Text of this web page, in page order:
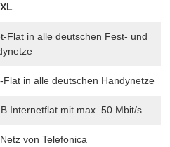
Flat in alle deutschen Fest- und
Flat in alle deutschen Handynetze
Internetflat mit max. 50 Mbit/s
von Telefonica